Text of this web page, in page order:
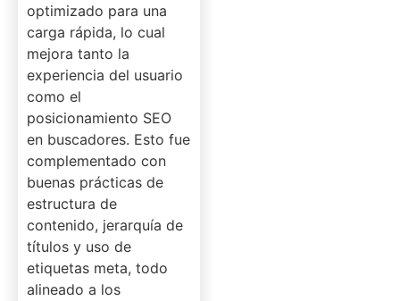
optimizado para una
carga rápida, lo cual
mejora tanto la
experiencia del usuario
como el
posicionamiento SEO
en buscadores. Esto fue
complementado con
buenas prácticas de
estructura de
contenido, jerarquía de
títulos y uso de
etiquetas meta, todo
alineado a los